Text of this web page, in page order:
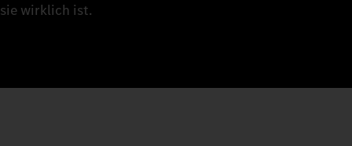
sie wirklich ist.